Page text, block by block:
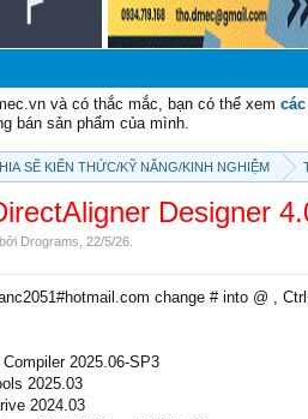
Chào
và có thắc mắc, bạn có thể xem
bán sản phẩm của mình.
SẼ KIẾN THỨC/KỸ NĂNG/KINH NGHIỆM
Designer
Drograms 22/5/26
change # into @ ,
2025.06-SP3
2025.03
2024.03